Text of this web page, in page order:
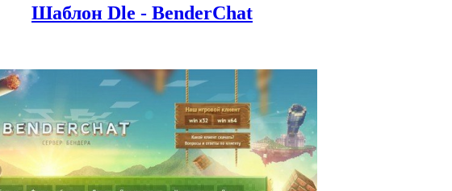
Шаблон Dle - BenderChat